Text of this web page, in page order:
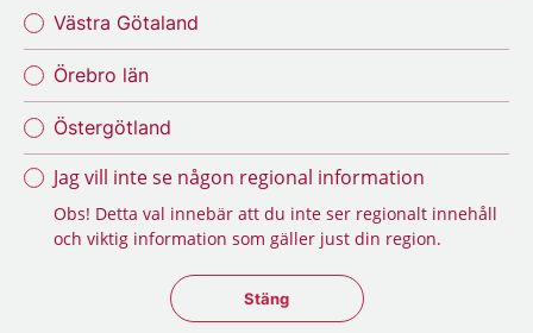
Västra Götaland
Örebro län
Östergötland
Jag vill inte se någon regional information
Obs! Detta val innebär att du inte ser regionalt innehåll
och viktig information som gäller just din region.
Stäng regionsväljaren
Stäng